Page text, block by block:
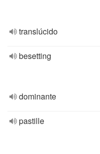
translúcido
besetting
dominante
pastille